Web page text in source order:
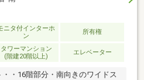
ニタ付インターホ
ン
所有権
タワーマンション
(階建20階以上)
エレベーター
・・16階部分・南向きのワイドス